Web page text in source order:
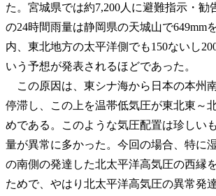
た。宮城県では約7,200人に避難指示・勧
の24時間雨量は静岡県の天城山で649mm
内、東北地方の太平洋側でも150ないし
いう予想が発表されるほどであった。
この原因は、東シナ海から日本の本州
停滞し、この上を温帯低気圧が東北東～
めである。このような気圧配置は珍しい
量が異常に多かった。今回の場合、特に
の南側の発達した北太平洋高気圧の西縁
ためで、やはり北太平洋高気圧の異常発